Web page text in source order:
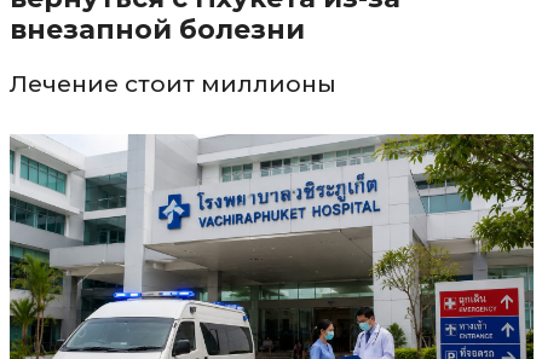
внезапной болезни
Лечение стоит миллионы